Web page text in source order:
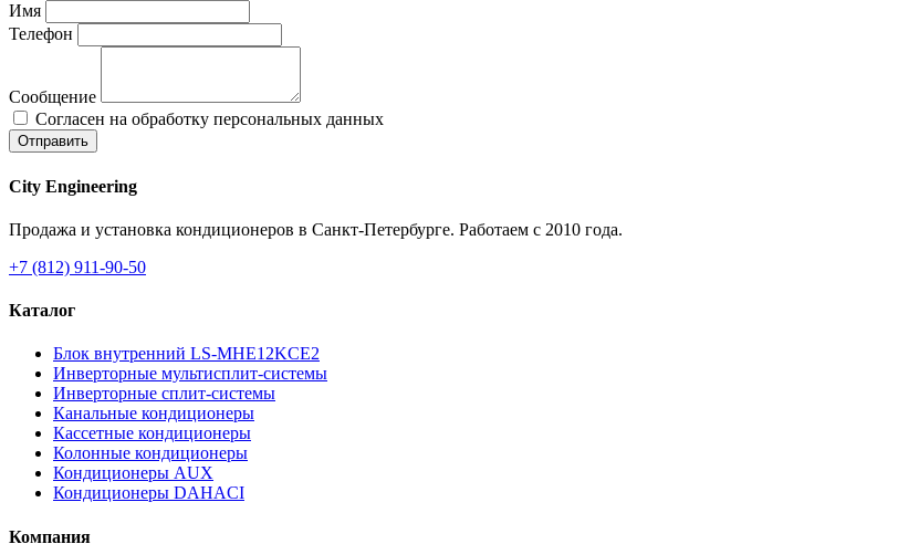
Имя
Телефон
Сообщение
Согласен на обработку персональных данных
Отправить
City Engineering
Продажа и установка кондиционеров в Санкт-Петербурге. Работаем с 2010 года.
+7 (812) 911-90-50
Каталог
Блок внутренний LS-MHE12KCE2
Инверторные мультисплит-системы
Инверторные сплит-системы
Канальные кондиционеры
Кассетные кондиционеры
Колонные кондиционеры
Кондиционеры AUX
Кондиционеры DAHACI
Компания